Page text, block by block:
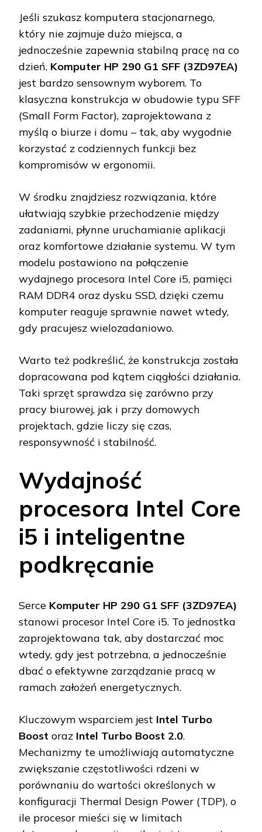
Jeśli szukasz komputera stacjonarnego,
który nie zajmuje dużo miejsca, a
jednocześnie zapewnia stabilną pracę na co
dzień, Komputer HP 290 G1 SFF (3ZD97EA)
jest bardzo sensownym wyborem. To
klasyczna konstrukcja w obudowie typu SFF
(Small Form Factor), zaprojektowana z
myślą o biurze i domu – tak, aby wygodnie
korzystać z codziennych funkcji bez
kompromisów w ergonomii.
W środku znajdziesz rozwiązania, które
ułatwiają szybkie przechodzenie między
zadaniami, płynne uruchamianie aplikacji
oraz komfortowe działanie systemu. W tym
modelu postawiono na połączenie
wydajnego procesora Intel Core i5, pamięci
RAM DDR4 oraz dysku SSD, dzięki czemu
komputer reaguje sprawnie nawet wtedy,
gdy pracujesz wielozadaniowo.
Warto też podkreślić, że konstrukcja została
dopracowana pod kątem ciągłości działania.
Taki sprzęt sprawdza się zarówno przy
pracy biurowej, jak i przy domowych
projektach, gdzie liczy się czas,
responsywność i stabilność.
Wydajność
procesora Intel Core
i5 i inteligentne
podkręcanie
Serce Komputer HP 290 G1 SFF (3ZD97EA)
stanowi procesor Intel Core i5. To jednostka
zaprojektowana tak, aby dostarczać moc
wtedy, gdy jest potrzebna, a jednocześnie
dbać o efektywne zarządzanie pracą w
ramach założeń energetycznych.
Kluczowym wsparciem jest Intel Turbo
Boost oraz Intel Turbo Boost 2.0.
Mechanizmy te umożliwiają automatyczne
zwiększanie częstotliwości rdzeni w
porównaniu do wartości określonych w
konfiguracji Thermal Design Power (TDP), o
ile procesor mieści się w limitach